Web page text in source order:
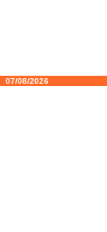
07/08/2026